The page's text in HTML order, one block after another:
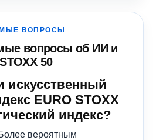
ВОПРОСЫ
вопросы об ИИ и
50
искусственный
EURO STOXX
индекс?
вероятным